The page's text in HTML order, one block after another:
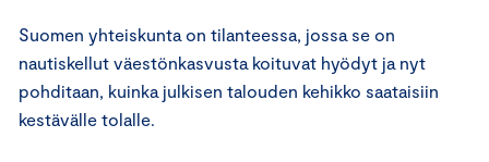
Suomen yhteiskunta on tilanteessa, jossa se on
nautiskellut väestönkasvusta koituvat hyödyt ja nyt
pohditaan, kuinka julkisen talouden kehikko saataisiin
kestävälle tolalle.